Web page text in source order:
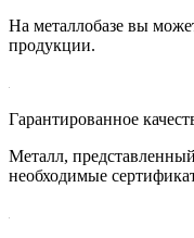
На металлобазе вы
продукции.
Гарантированное
Металл,
необходимые